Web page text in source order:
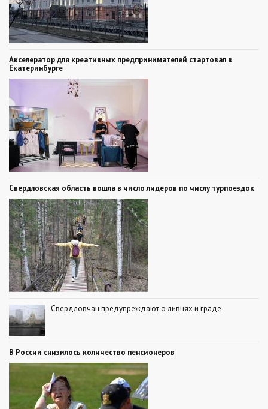
Акселератор для креативных предпринимателей стартовал в
Екатеринбурге
Свердловская область вошла в число лидеров по числу турпоездок
Свердловчан предупреждают о ливнях и граде
В России снизилось количество пенсионеров